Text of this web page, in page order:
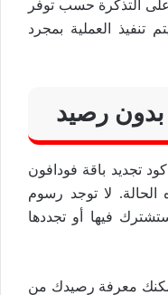
بعد ذلك سيتم تجديد باقة Vodafone على التذكرة حسب توفر
تنفيذ العملية بمجرد
بدون رصيد
تجديد باقة فودافون
لا توجد رسوم
فيها أو تجددها
معرفة رصيدك من